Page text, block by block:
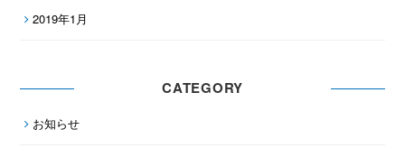
2019年1月
CATEGORY
お知らせ